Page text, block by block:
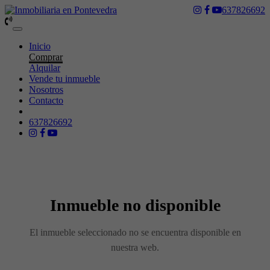
637826692
Toggle
navigation
Inicio
Comprar
Alquilar
Vende tu inmueble
Nosotros
Contacto
637826692
Inmueble no disponible
El inmueble seleccionado no se encuentra disponible en
nuestra web.